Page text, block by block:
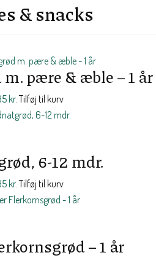
& snacks
pære & æble – 1 år
kr. Tilføj til kurv
6-12 mdr.
kr. Tilføj til kurv
– 1 år